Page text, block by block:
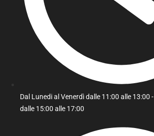
Dal Lunedi al Venerdì dalle 11:00 alle 13:00 -
dalle 15:00 alle 17:00